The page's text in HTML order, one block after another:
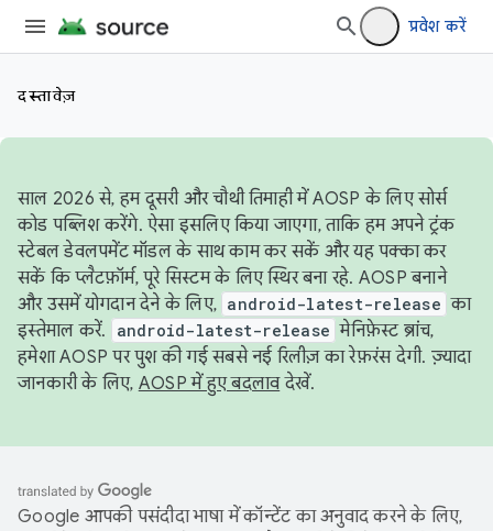
प्रवेश करें
दस्तावेज़
साल 2026 से, हम दूसरी और चौथी तिमाही में AOSP के लिए सोर्स
कोड पब्लिश करेंगे. ऐसा इसलिए किया जाएगा, ताकि हम अपने ट्रंक
स्टेबल डेवलपमेंट मॉडल के साथ काम कर सकें और यह पक्का कर
सकें कि प्लैटफ़ॉर्म, पूरे सिस्टम के लिए स्थिर बना रहे. AOSP बनाने
और उसमें योगदान देने के लिए, android-latest-release का
इस्तेमाल करें.
android-latest-release मेनिफ़ेस्ट ब्रांच,
हमेशा AOSP पर पुश की गई सबसे नई रिलीज़ का रेफ़रंस देगी. ज़्यादा
जानकारी के लिए, AOSP में हुए बदलावदेखें.
Google आपकी पसंदीदा भाषा में कॉन्टेंट का अनुवाद करने के लिए,